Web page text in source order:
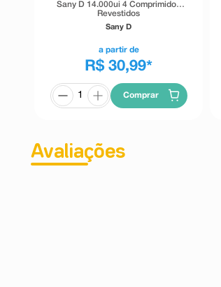
Sany D 14.000ui 4 Comprimidos
Revestidos
Sany D
a partir de
R$ 30,99*
Comprar
Avaliações